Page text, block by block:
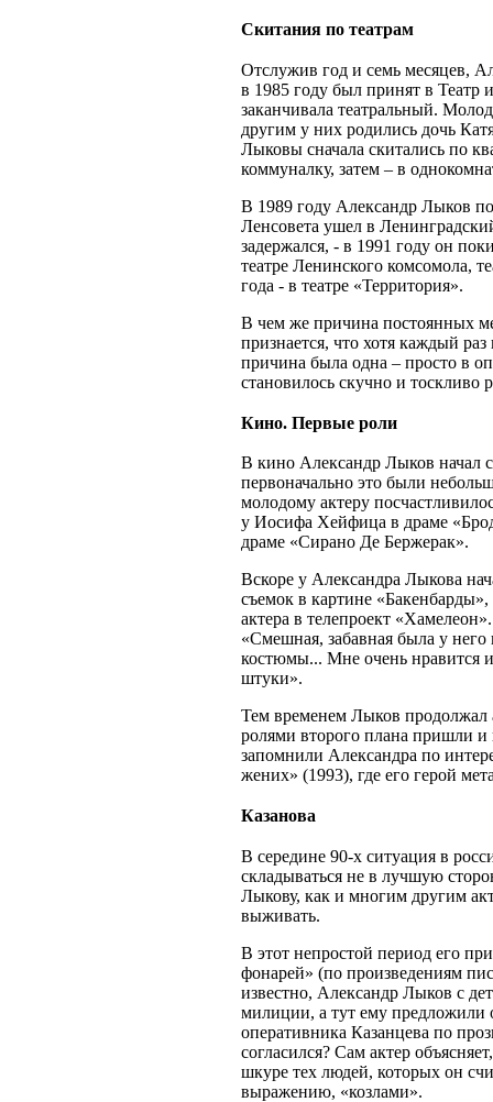
Скитания по театрам
Отслужив год и семь месяцев,
в 1985 году был принят в Театр
заканчивала театральный.
другим у них родились дочь
Лыковы сначала скитались по
коммуналку, затем – в
В 1989 году Александр Лыков
Ленсовета ушел в
задержался, - в 1991 году он
театре Ленинского комсомола,
года - в театре «Территория».
В чем же причина постоянных
признается, что хотя каждый
причина была одна – просто в
становилось скучно и тоскливо
Кино. Первые роли
В кино Александр Лыков начал
первоначально это были
молодому актеру
у Иосифа Хейфица в драме
драме «Сирано Де Бержерак».
Вскоре у Александра Лыкова
съемок в картине
актера в телепроект
«Смешная, забавная была у
костюмы... Мне очень нравится
штуки».
Тем временем Лыков продолжал
ролями второго плана пришли
запомнили Александра по
жених» (1993), где его герой
Казанова
В середине 90-х ситуация в
складываться не в лучшую
Лыкову, как и многим другим
выживать.
В этот непростой период его
фонарей» (по произведениям
известно, Александр Лыков с
милиции, а тут ему предложили
оперативника Казанцева по
согласился? Сам актер
шкуре тех людей, которых он
выражению, «козлами».